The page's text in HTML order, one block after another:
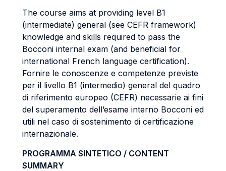
The course aims at providing level B1
(intermediate) general (see CEFR framework)
knowledge and skills required to pass the
Bocconi internal exam (and beneficial for
international French language certification).
Fornire le conoscenze e competenze previste
per il livello B1 (intermedio) general del quadro
di riferimento europeo (CEFR) necessarie ai fini
del superamento dell’esame interno Bocconi ed
utili nel caso di sostenimento di certificazione
internazionale.
PROGRAMMA SINTETICO / CONTENT
SUMMARY